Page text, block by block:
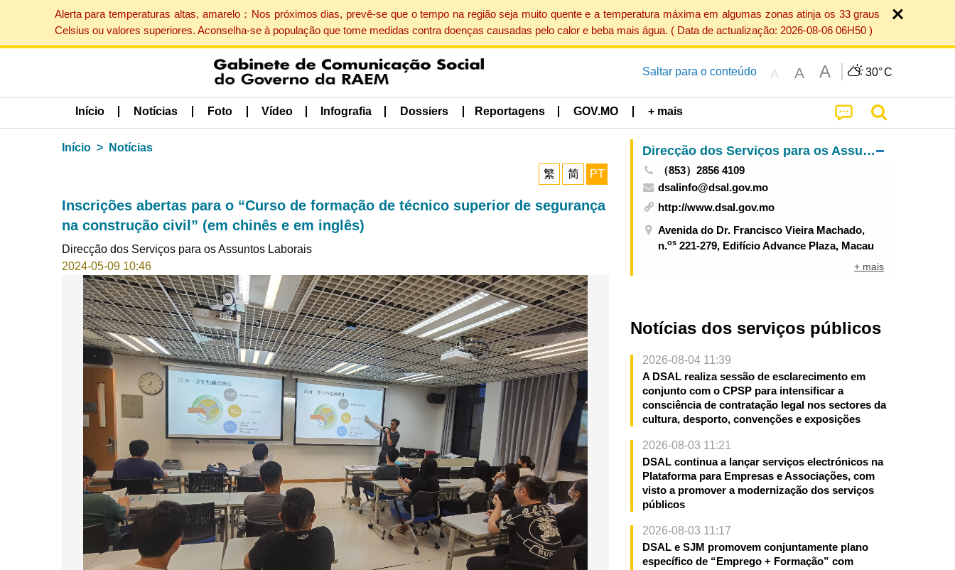
Alerta para temperaturas altas, amarelo：Nos próximos dias, prevê-se que o tempo na região seja muito quente e a temperatura máxima em algumas zonas atinja os 33 graus
Celsius ou valores superiores. Aconselha-se à população que tome medidas contra doenças causadas pelo calor e beba mais água. ( Data de actualização: 2026-08-06 06H50 )
Saltar para o conteúdo A A A 30°C
Início Notícias Foto Vídeo Infografia Dossiers Reportagens GOV.MO + mais
Início Notícias
繁 简 PT
Inscrições abertas para o “Curso de formação de técnico superior de segurança
na construção civil” (em chinês e em inglês)
Direcção dos Serviços para os Assuntos Laborais
2024-05-09 10:46
Direcção dos Serviços para os Assuntos Laborais
（853）2856 4109
dsalinfo@dsal.gov.mo
http://www.dsal.gov.mo
Avenida do Dr. Francisco Vieira Machado,
n.os 221-279, Edifício Advance Plaza, Macau
+ mais
Notícias dos serviços públicos
2026-08-04 11:39
A DSAL realiza sessão de esclarecimento em
conjunto com o CPSP para intensificar a
consciência de contratação legal nos sectores da
cultura, desporto, convenções e exposições
2026-08-03 11:21
DSAL continua a lançar serviços electrónicos na
Plataforma para Empresas e Associações, com
visto a promover a modernização dos serviços
públicos
2026-08-03 11:17
DSAL e SJM promovem conjuntamente plano
específico de “Emprego + Formação” com